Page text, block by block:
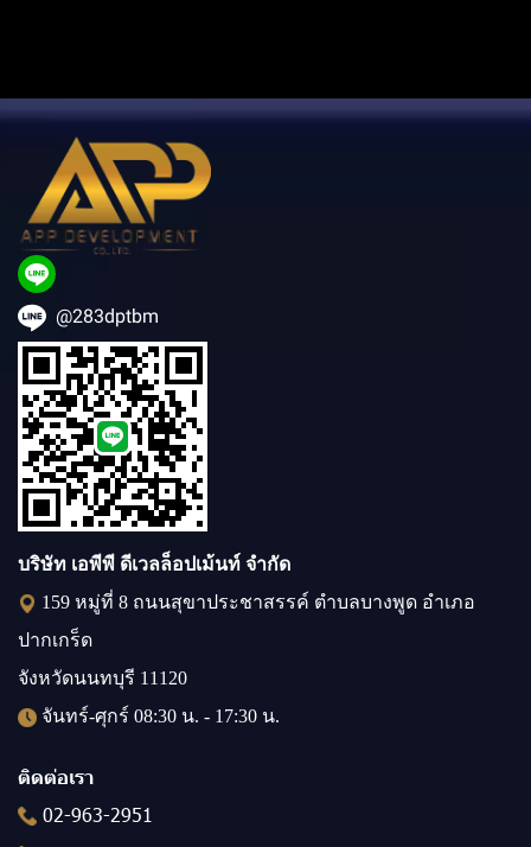
@283dptbm
บริษัท เอพีพี ดีเวลล็อปเม้นท์ จำกัด
159 หมู่ที่ 8 ถนนสุขาประชาสรรค์ ตำบลบางพูด อำเภอ
ปากเกร็ด
จังหวัดนนทบุรี 11120
จันทร์-ศุกร์ 08:30 น. - 17:30 น.
ติดต่อเรา
02-963-2951